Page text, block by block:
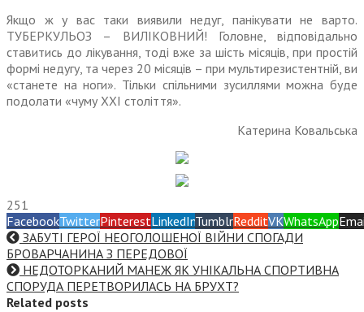
Якщо ж у вас таки виявили недуг, панікувати не варто.
ТУБЕРКУ­ЛЬОЗ – ВИЛІКОВНИЙ! Головне, відповідально
ставитись до ліку­вання, тоді вже за шість місяців, при простій
формі недугу, та через 20 місяців – при мультире­зистентній, ви
«станете на ноги». Тільки спільними зусиллями можна буде
подолати «чуму ХХІ століття».
Катерина Ковальська
251
FacebookTwitterPinterestLinkedInTumblrRedditVKWhatsApp
ЗАБУТІ ГЕРОЇ НЕОГОЛОШЕНОЇ ВІЙНИ СПОГАДИ
БРОВАРЧАНИНА З ПЕРЕДОВОЇ
НЕДОТОРКАНИЙ МАНЕЖ ЯК УНІКАЛЬНА СПОРТИВНА
СПОРУДА ПЕРЕТВОРИЛАСЬ НА БРУХТ?
Related posts